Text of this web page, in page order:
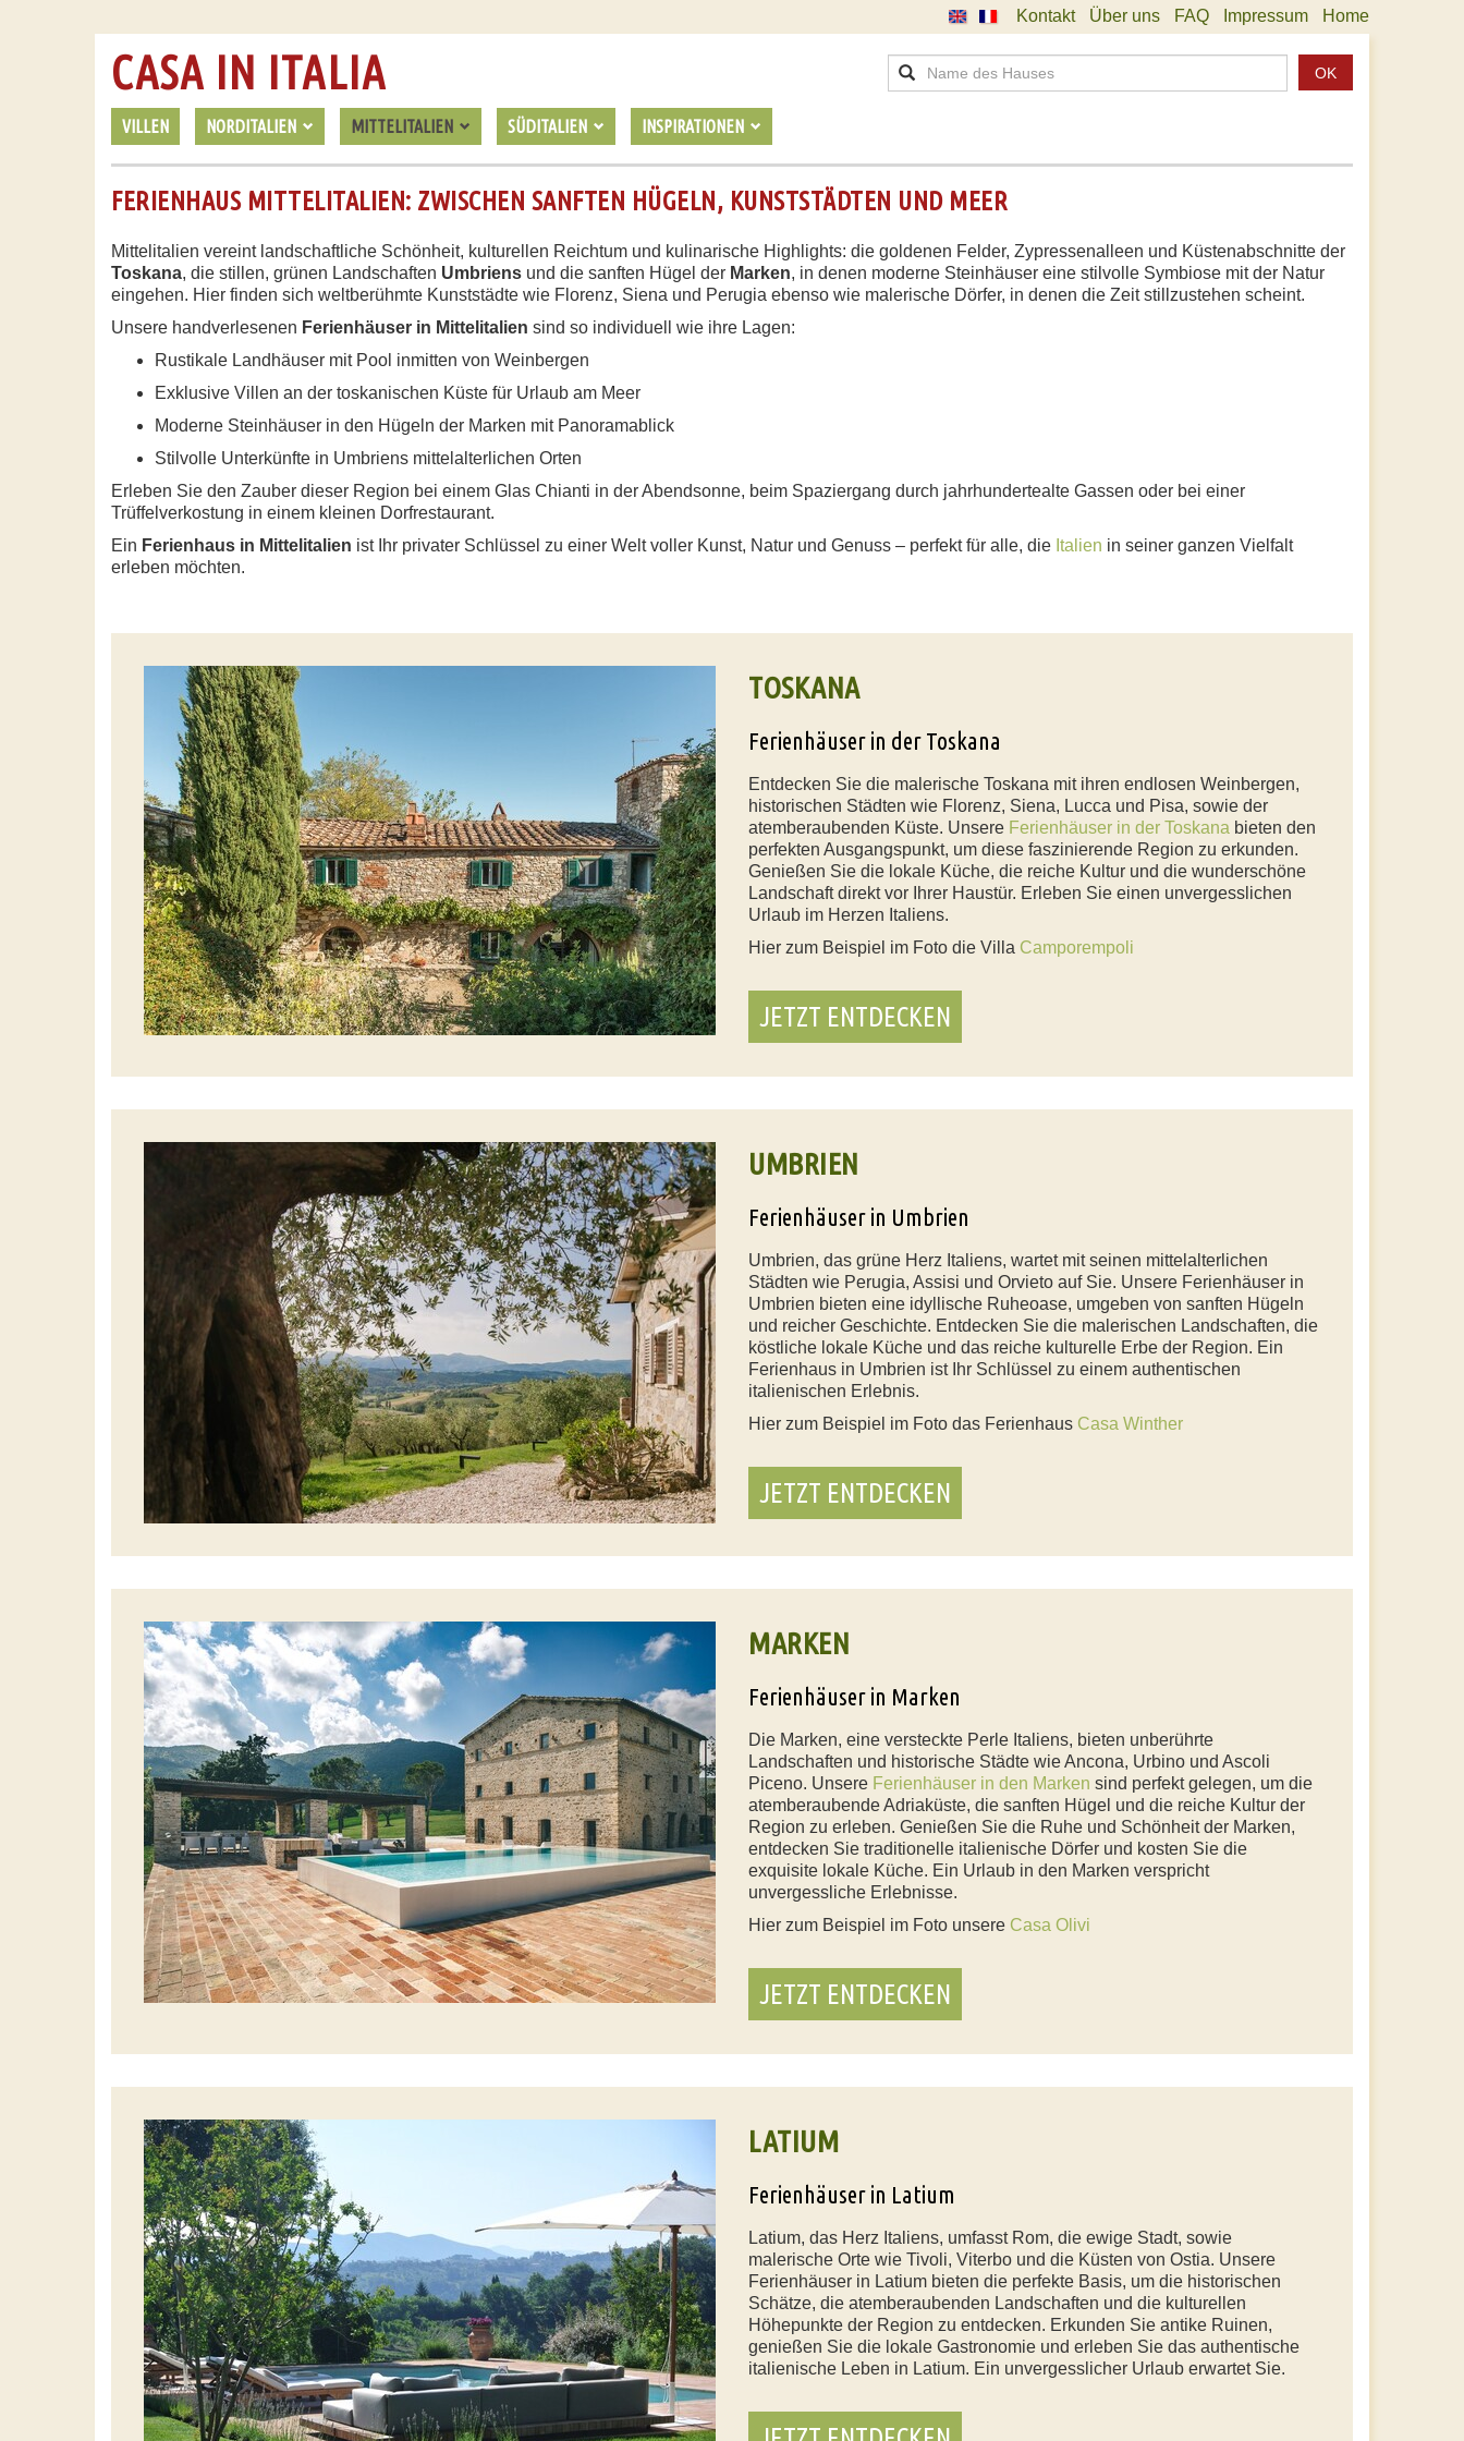
Kontakt Über uns FAQ Impressum Home
VILLEN NORDITALIEN MITTELITALIEN SÜDITALIEN INSPIRATIONEN
CASA IN ITALIA OK
FERIENHAUS MITTELITALIEN: ZWISCHEN SANFTEN HÜGELN, KUNSTSTÄDTEN UND MEER
Mittelitalien vereint landschaftliche Schönheit, kulturellen Reichtum und kulinarische Highlights: die goldenen Felder, Zypressenalleen und Küstenabschnitte der
Toskana, die stillen, grünen Landschaften Umbriens und die sanften Hügel der Marken, in denen moderne Steinhäuser eine stilvolle Symbiose mit der Natur
eingehen. Hier finden sich weltberühmte Kunststädte wie Florenz, Siena und Perugia ebenso wie malerische Dörfer, in denen die Zeit stillzustehen scheint.
Unsere handverlesenen Ferienhäuser in Mittelitalien sind so individuell wie ihre Lagen:
Rustikale Landhäuser mit Pool inmitten von Weinbergen
Exklusive Villen an der toskanischen Küste für Urlaub am Meer
Moderne Steinhäuser in den Hügeln der Marken mit Panoramablick
Stilvolle Unterkünfte in Umbriens mittelalterlichen Orten
Erleben Sie den Zauber dieser Region bei einem Glas Chianti in der Abendsonne, beim Spaziergang durch jahrhundertealte Gassen oder bei einer
Trüffelverkostung in einem kleinen Dorfrestaurant.
Ein Ferienhaus in Mittelitalien ist Ihr privater Schlüssel zu einer Welt voller Kunst, Natur und Genuss – perfekt für alle, die Italien in seiner ganzen Vielfalt
erleben möchten.
TOSKANA
Ferienhäuser in der Toskana
Entdecken Sie die malerische Toskana mit ihren endlosen Weinbergen,
historischen Städten wie Florenz, Siena, Lucca und Pisa, sowie der
atemberaubenden Küste. Unsere Ferienhäuser in der Toskana bieten den
perfekten Ausgangspunkt, um diese faszinierende Region zu erkunden.
Genießen Sie die lokale Küche, die reiche Kultur und die wunderschöne
Landschaft direkt vor Ihrer Haustür. Erleben Sie einen unvergesslichen
Urlaub im Herzen Italiens.
Hier zum Beispiel im Foto die Villa Camporempoli
JETZT ENTDECKEN
UMBRIEN
Ferienhäuser in Umbrien
Umbrien, das grüne Herz Italiens, wartet mit seinen mittelalterlichen
Städten wie Perugia, Assisi und Orvieto auf Sie. Unsere Ferienhäuser in
Umbrien bieten eine idyllische Ruheoase, umgeben von sanften Hügeln
und reicher Geschichte. Entdecken Sie die malerischen Landschaften, die
köstliche lokale Küche und das reiche kulturelle Erbe der Region. Ein
Ferienhaus in Umbrien ist Ihr Schlüssel zu einem authentischen
italienischen Erlebnis.
Hier zum Beispiel im Foto das Ferienhaus Casa Winther
JETZT ENTDECKEN
MARKEN
Ferienhäuser in Marken
Die Marken, eine versteckte Perle Italiens, bieten unberührte
Landschaften und historische Städte wie Ancona, Urbino und Ascoli
Piceno. Unsere Ferienhäuser in den Marken sind perfekt gelegen, um die
atemberaubende Adriaküste, die sanften Hügel und die reiche Kultur der
Region zu erleben. Genießen Sie die Ruhe und Schönheit der Marken,
entdecken Sie traditionelle italienische Dörfer und kosten Sie die
exquisite lokale Küche. Ein Urlaub in den Marken verspricht
unvergessliche Erlebnisse.
Hier zum Beispiel im Foto unsere Casa Olivi
JETZT ENTDECKEN
LATIUM
Ferienhäuser in Latium
Latium, das Herz Italiens, umfasst Rom, die ewige Stadt, sowie
malerische Orte wie Tivoli, Viterbo und die Küsten von Ostia. Unsere
Ferienhäuser in Latium bieten die perfekte Basis, um die historischen
Schätze, die atemberaubenden Landschaften und die kulturellen
Höhepunkte der Region zu entdecken. Erkunden Sie antike Ruinen,
genießen Sie die lokale Gastronomie und erleben Sie das authentische
italienische Leben in Latium. Ein unvergesslicher Urlaub erwartet Sie.